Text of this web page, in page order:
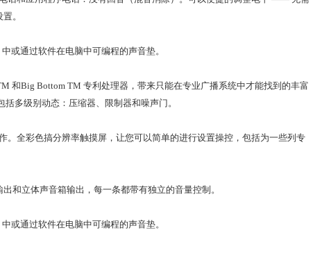
。
中或通过软件在电脑中可编程的声音垫。
和Big Bottom TM 专利处理器 ，带来只能在专业广播系统中才能找到的丰富
括多级别动态：压缩器、限制器和噪声门。
。全彩色搞分辨率触摸屏，让您可以简单的进行设置操控，包括为一些列专
和立体声音箱输出 ，每一条都带有独立的音量控制。
中或通过软件在电脑中可编程的声音垫。